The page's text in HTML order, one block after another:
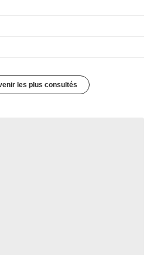
les plus consultés